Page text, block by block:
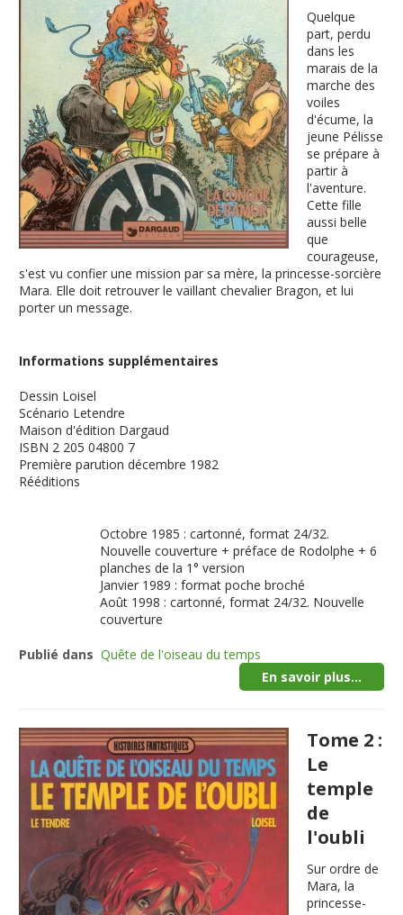
Quelque
part, perdu
dans les
marais de la
marche des
voiles
d'écume, la
jeune Pélisse
se prépare à
partir à
l'aventure.
Cette fille
aussi belle
que
courageuse,
s'est vu confier une mission par sa mère, la princesse-sorcière
Mara. Elle doit retrouver le vaillant chevalier Bragon, et lui
porter un message.
Informations supplémentaires
Dessin Loisel
Scénario Letendre
Maison d'édition Dargaud
ISBN 2 205 04800 7
Première parution décembre 1982
Rééditions
Octobre 1985 : cartonné, format 24/32.
Nouvelle couverture + préface de Rodolphe + 6
planches de la 1° version
Janvier 1989 : format poche broché
Août 1998 : cartonné, format 24/32. Nouvelle
couverture
Publié dans Quête de l'oiseau du temps
En savoir plus...
Tome 2 :
Le
temple
de
l'oubli
Sur ordre de
Mara, la
princesse-